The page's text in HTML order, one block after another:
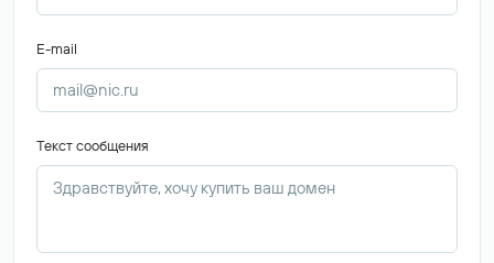
E-mail
Текст сообщения